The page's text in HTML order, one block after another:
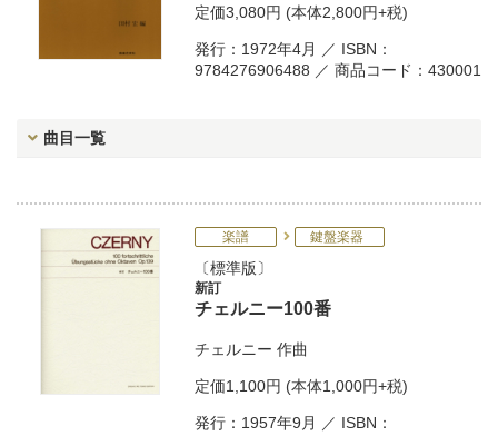
定価3,080円 (本体2,800円+税)
発行：1972年4月 ／ ISBN：
9784276906488 ／ 商品コード：430001
曲目一覧
楽譜 鍵盤楽器
標準版
新訂
チェルニー100番
チェルニー 作曲
定価1,100円 (本体1,000円+税)
発行：1957年9月 ／ ISBN：